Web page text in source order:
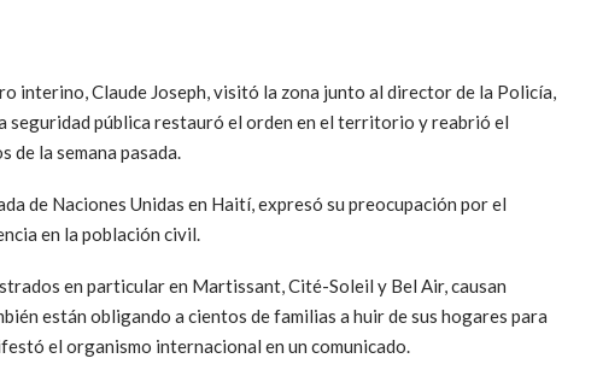
interino, Claude Joseph, visitó la zona junto al director de la Policía,
seguridad pública restauró el orden en el territorio y reabrió el
de la semana pasada.
de Naciones Unidas en Haití, expresó su preocupación por el
en la población civil.
en particular en Martissant, Cité-Soleil y Bel Air, causan
están obligando a cientos de familias a huir de sus hogares para
el organismo internacional en un comunicado.